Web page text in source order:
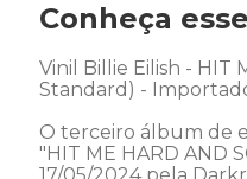
Conheça
Vinil Billie Eilish - HIT
Standard) -
O terceiro álbum de
"HIT ME HARD AND